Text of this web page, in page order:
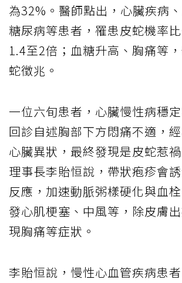
為32%。醫師點出，心臟疾病
糖尿病等患者，罹患皮蛇機率
1.4至2倍；血糖升高、胸痛等
蛇徵兆。
一位六旬患者，心臟慢性病穩
回診自述胸部下方悶痛不適，
心臟異狀，最終發現是皮蛇惹
理事長李貽恒說，帶狀疱疹會
反應，加速動脈粥樣硬化與血
發心肌梗塞、中風等，除皮膚
現胸痛等症狀。
李貽恒說，慢性心血管疾病患